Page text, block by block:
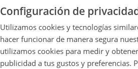
Configuración de
Utilizamos cookies y tecnologías
hacer funcionar de manera segura
utilizamos cookies para medir y
publicidad a tus gustos y preferencias.